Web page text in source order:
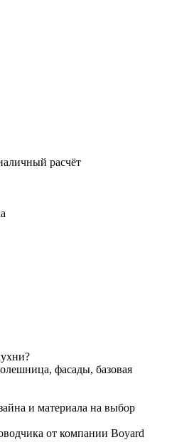
расчёт
фасады, базовая
и материала на выбор
от компании Boyard